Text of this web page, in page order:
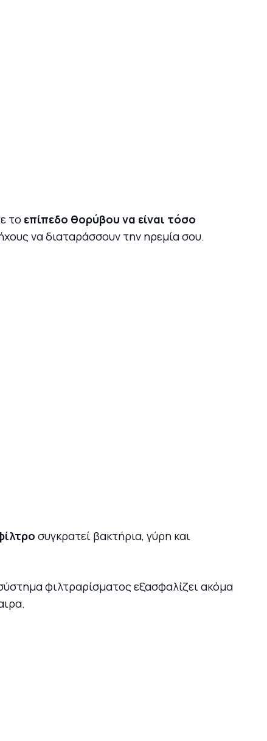
το επίπεδο θορύβου να είναι τόσο
να διαταράσσουν την ηρεμία σου.
συγκρατεί βακτήρια, γύρη και
φιλτραρίσματος εξασφαλίζει ακόμα